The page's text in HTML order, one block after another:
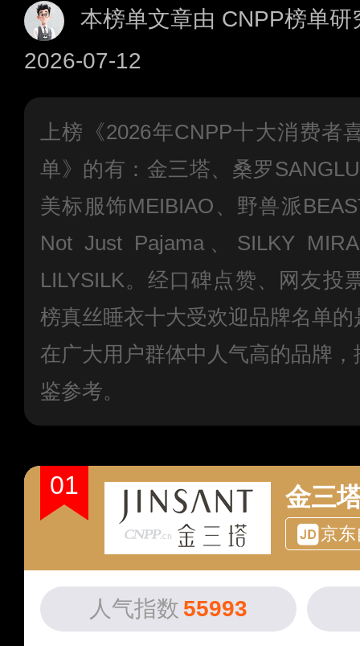
本榜单文章由 CNPP榜单
2026-07-12
上榜《2026年CNPP十大消费者
单》的有：金三塔、桑罗
美标服饰MEIBIAO、野兽派
Not Just Pajama、SILKY
LILYSILK。经口碑点赞、网友投
榜真丝睡衣十大受欢迎品牌名单
在广大用户群体中人气高的品牌
鉴参考。
01 金三
京
人气指数 55993